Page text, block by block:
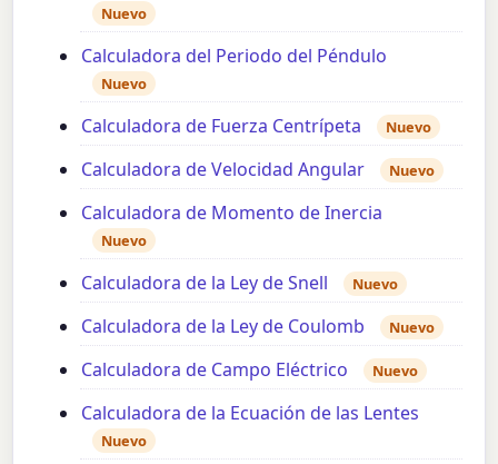
Nuevo
Calculadora del Periodo del Péndulo
Nuevo
Calculadora de Fuerza Centrípeta Nuevo
Calculadora de Velocidad Angular Nuevo
Calculadora de Momento de Inercia
Nuevo
Calculadora de la Ley de Snell Nuevo
Calculadora de la Ley de Coulomb Nuevo
Calculadora de Campo Eléctrico Nuevo
Calculadora de la Ecuación de las Lentes
Nuevo